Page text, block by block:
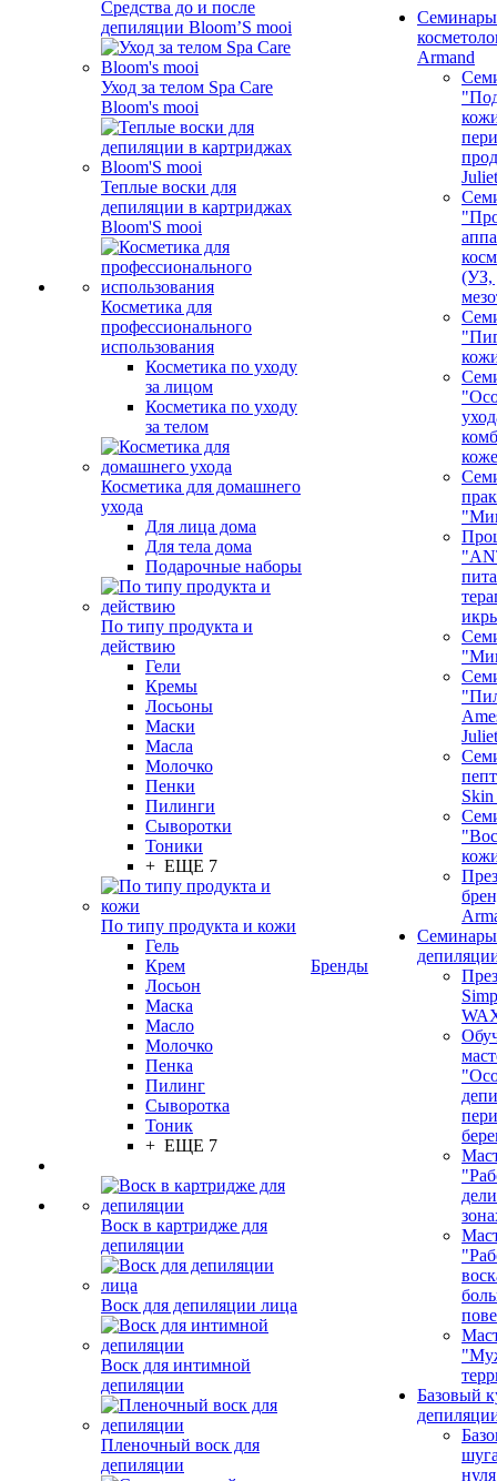
Средства до и после
депиляции Bloom’S mooi
Уход за телом Spa Care
Bloom's mooi
Теплые воски для
депиляции в картриджах
Bloom'S mooi
Косметика для
профессионального
использования
Косметика по уходу
за лицом
Косметика по уходу
за телом
Косметика для домашнего
ухода
Для лица дома
Для тела дома
Подарочные наборы
По типу продукта и
действию
Гели
Кремы
Лосьоны
Маски
Масла
Молочко
Пенки
Пилинги
Сыворотки
Тоники
+ ЕЩЕ 7
По типу продукта и кожи
Гель
Крем
Лосьон
Маска
Масло
Молочко
Пенка
Пилинг
Сыворотка
Тоник
+ ЕЩЕ 7
Воск в картридже для
депиляции
Воск для депиляции лица
Воск для интимной
депиляции
Пленочный воск для
депиляции
Бренды
Armand
(УЗ,
Базовый